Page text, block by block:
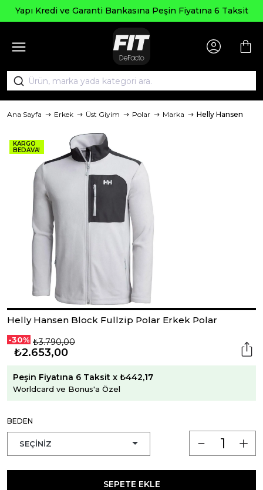
Bankasına Peşin Fiyatına 6 Taksit
Ana Sayfa Erkek Üst Giyim Polar Marka Helly Hansen
KARGO
BEDAVA!
Helly Hansen Block Fullzip Polar Erkek Polar
-30% ₺3.790,00
₺2.653,00
Peşin Fiyatına 6 Taksit x ₺442,17
Worldcard ve Bonus'a Özel
BEDEN
SEPETE EKLE